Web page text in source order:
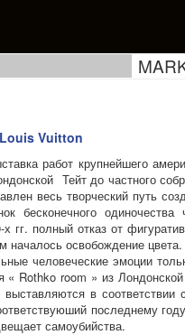
Vuitton
работ крупнейшего
Тейт до частного
весь творческий путь
бесконечного
гг. полный отказ от
освобождение
человеческие эмоции
Rothko room » из
в
последнему
самоубийства.